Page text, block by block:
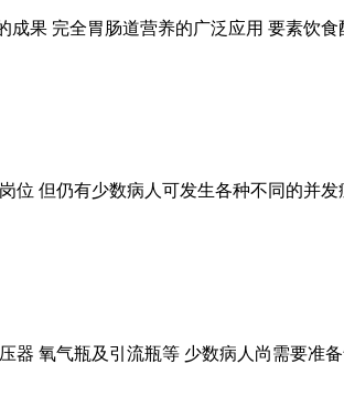
果 完全胃肠道营养的广泛应用 要素饮
但仍有少数病人可发生各种不同的并
氧气瓶及引流瓶等 少数病人尚需要准